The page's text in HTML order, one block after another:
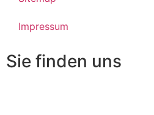
Impressum
Sie finden uns